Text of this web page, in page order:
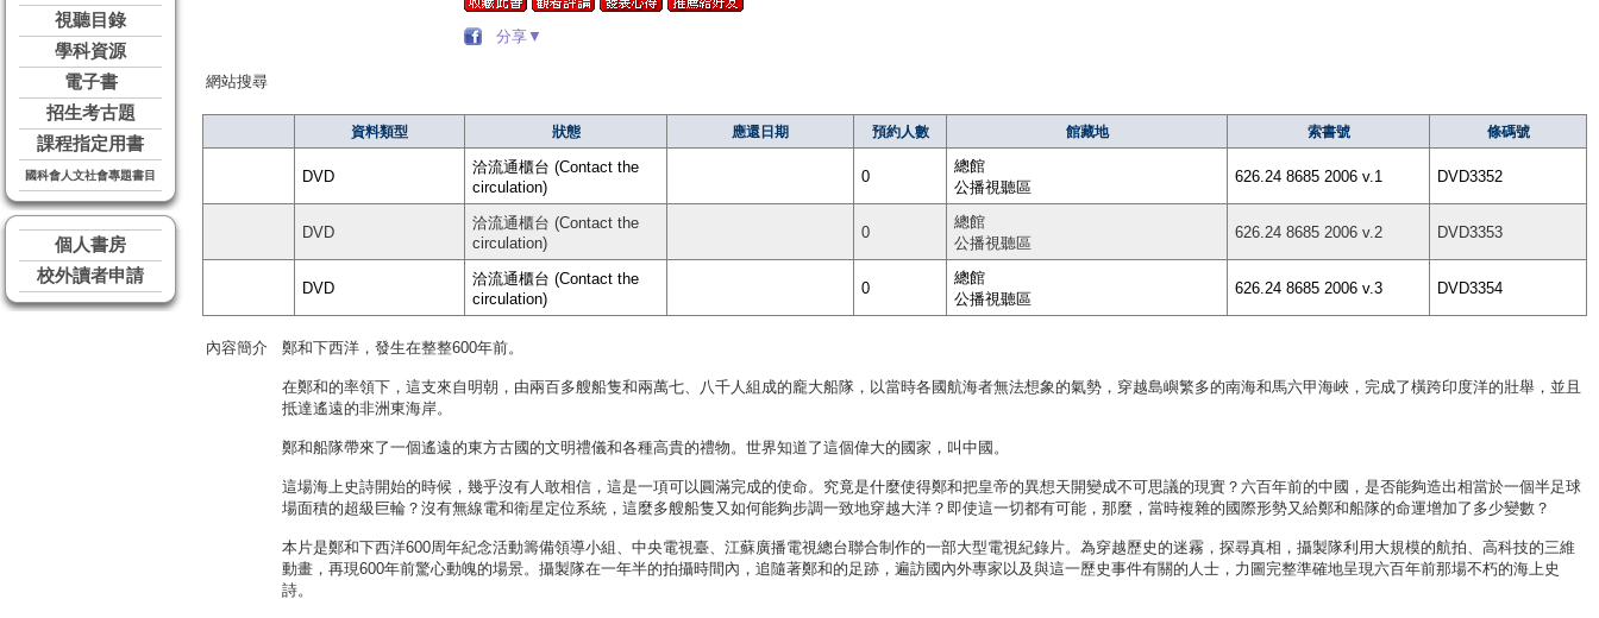
視聽目錄
學科資源
電子書
招生考古題
課程指定用書
國科會人文社會專題書目
個人書房
校外讀者申請
分享▼
網站搜尋
資料類型 狀態 應還日期 預約人數 館藏地 索書號 條碼號
DVD
洽流通櫃台 (Contact the
circulation)
0
總館
公播視聽區
626.24 8685 2006 v.1 DVD3352
DVD
洽流通櫃台 (Contact the
circulation)
0
總館
公播視聽區
626.24 8685 2006 v.2 DVD3353
DVD
洽流通櫃台 (Contact the
circulation)
0
總館
公播視聽區
626.24 8685 2006 v.3 DVD3354
內容簡介 鄭和下西洋，發生在整整600年前。
在鄭和的率領下，這支來自明朝，由兩百多艘船隻和兩萬七、八千人組成的龐大船隊，以當時各國航海者無法想象的氣勢，穿越島嶼繁多的南海和馬六甲海峽，完成了橫跨印度洋的壯舉，並且
抵達遙遠的非洲東海岸。
鄭和船隊帶來了一個遙遠的東方古國的文明禮儀和各種高貴的禮物。世界知道了這個偉大的國家，叫中國。
這場海上史詩開始的時候，幾乎沒有人敢相信，這是一項可以圓滿完成的使命。究竟是什麼使得鄭和把皇帝的異想天開變成不可思議的現實？六百年前的中國，是否能夠造出相當於一個半足球
場面積的超級巨輪？沒有無線電和衛星定位系統，這麼多艘船隻又如何能夠步調一致地穿越大洋？即使這一切都有可能，那麼，當時複雜的國際形勢又給鄭和船隊的命運增加了多少變數？
本片是鄭和下西洋600周年紀念活動籌備領導小組、中央電視臺、江蘇廣播電視總台聯合制作的一部大型電視紀錄片。為穿越歷史的迷霧，探尋真相，攝製隊利用大規模的航拍、高科技的三維
動畫，再現600年前驚心動魄的場景。攝製隊在一年半的拍攝時間內，追隨著鄭和的足跡，遍訪國內外專家以及與這一歷史事件有關的人士，力圖完整準確地呈現六百年前那場不朽的海上史
詩。